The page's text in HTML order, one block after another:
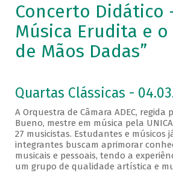
Concerto Didático
Música Erudita e
de Mãos Dadas”
Quartas Clássicas -
A Orquestra de Câmara ADEC, regida
Bueno, mestre em música pela
27 musicistas. Estudantes e músicos
integrantes buscam aprimorar
musicais e pessoais, tendo a
um grupo de qualidade artística e